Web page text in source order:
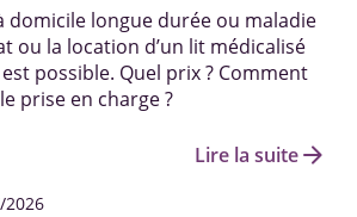
domicile longue durée ou maladie
ou la location d’un lit médicalisé
possible. Quel prix ? Comment
prise en charge ?
Lire la suitearrow_forward
2026